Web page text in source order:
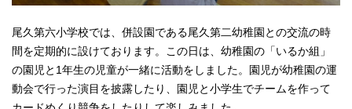
尾久第六小学校では、併設園である尾久第二幼稚園との交流の時
間を定期的に設けております。この日は、幼稚園の「いるか組」
の園児と1年生の児童が一緒に活動をしました。園児が幼稚園の運
動会で行った演目を披露したり、園児と小学生でチームを作って